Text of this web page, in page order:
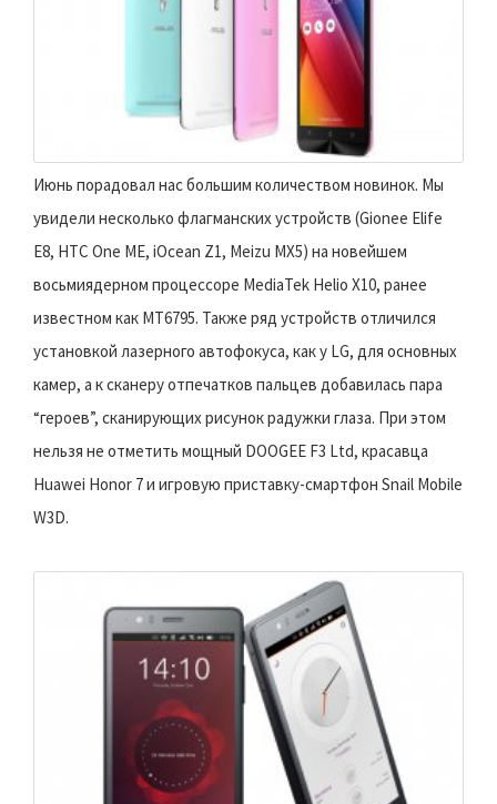
Июнь порадовал нас большим количеством новинок. Мы
увидели несколько флагманских устройств (Gionee Elife
E8, HTC One ME, iOcean Z1, Meizu MX5) на новейшем
восьмиядерном процессоре MediaTek Helio X10, ранее
известном как MT6795. Также ряд устройств отличился
установкой лазерного автофокуса, как у LG, для основных
камер, а к сканеру отпечатков пальцев добавилась пара
“героев”, сканирующих рисунок радужки глаза. При этом
нельзя не отметить мощный DOOGEE F3 Ltd, красавца
Huawei Honor 7 и игровую приставку-смартфон Snail Mobile
W3D.